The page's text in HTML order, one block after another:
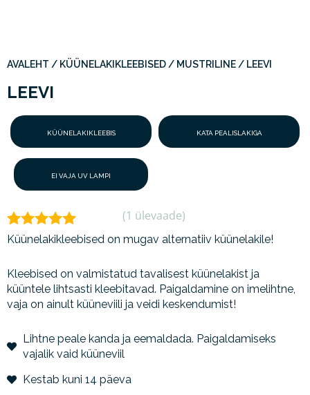
AVALEHT / KÜÜNELAKIKLEEBISED/ MUSTRILINE/ LEEVI
LEEVI
KÜÜNELAKIKLEEBIS KATA PEALISLAKIGA
EI VAJA UV LAMPI
Hinnatud
1
hinnangu
põhjal
(1 ülevaade)
Küünelakikleebised on mugav alternatiiv küünelakile!
Kleebised on valmistatud tavalisest küünelakist ja
küüntele lihtsasti kleebitavad. Paigaldamine on imelihtne,
vaja on ainult küüneviili ja veidi keskendumist!
Lihtne peale kanda ja eemaldada. Paigaldamiseks
vajalik vaid küüneviil
Kestab kuni 14 päeva